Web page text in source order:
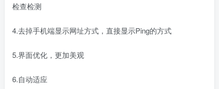
检查检测
4.去掉手机端显示网址方式，直接显示Ping的方式
5.界面优化，更加美观
6.自动适应